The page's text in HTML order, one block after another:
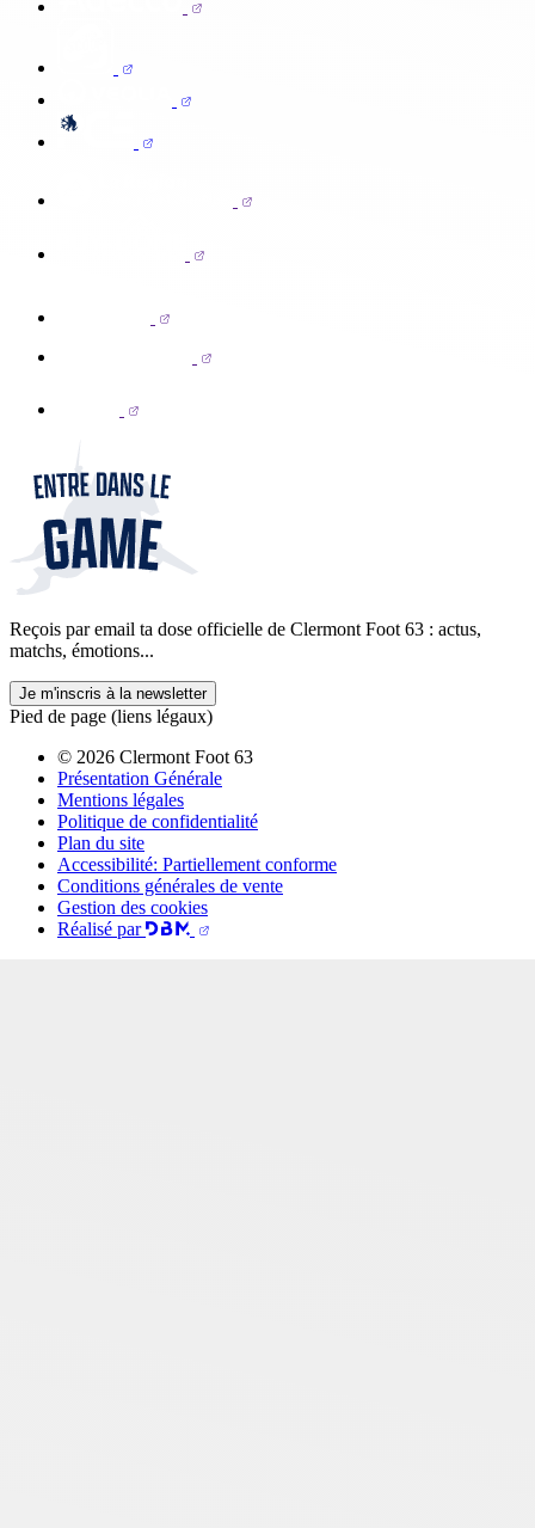
Reçois par email ta dose officielle de Clermont Foot 63 : actus,
matchs, émotions...
Je m'inscris à la newsletter
Pied de page (liens légaux)
© 2026 Clermont Foot 63
Présentation Générale
Mentions légales
Politique de confidentialité
Plan du site
Accessibilité: Partiellement conforme
Conditions générales de vente
Gestion des cookies
Réalisé par